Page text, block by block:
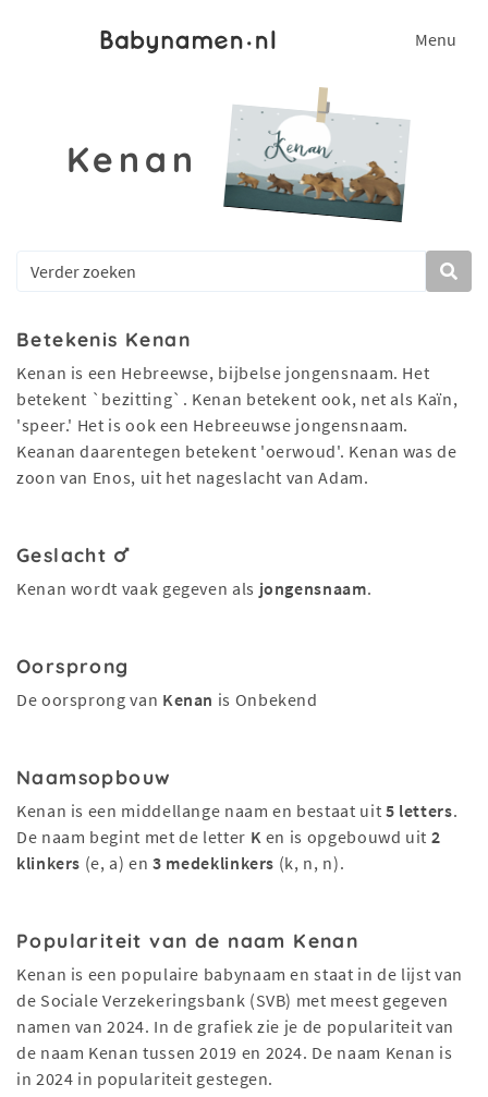
Menu
Kenan
Betekenis Kenan
Kenan is een Hebreewse, bijbelse jongensnaam. Het
betekent `bezitting`. Kenan betekent ook, net als Kaïn,
'speer.' Het is ook een Hebreeuwse jongensnaam.
Keanan daarentegen betekent 'oerwoud'. Kenan was de
zoon van Enos, uit het nageslacht van Adam.
Geslacht
Kenan wordt vaak gegeven als jongensnaam.
Oorsprong
De oorsprong van Kenan is Onbekend
Naamsopbouw
Kenan is een middellange naam en bestaat uit 5 letters.
De naam begint met de letter K en is opgebouwd uit 2
klinkers (e, a) en3 medeklinkers (k, n, n).
Populariteit van de naam Kenan
Kenan is een populaire babynaam en staat in de lijst van
de Sociale Verzekeringsbank (SVB) met meest gegeven
namen van 2024. In de grafiek zie je de populariteit van
de naam Kenan tussen 2019 en 2024. De naam Kenan is
in 2024 in populariteit gestegen.